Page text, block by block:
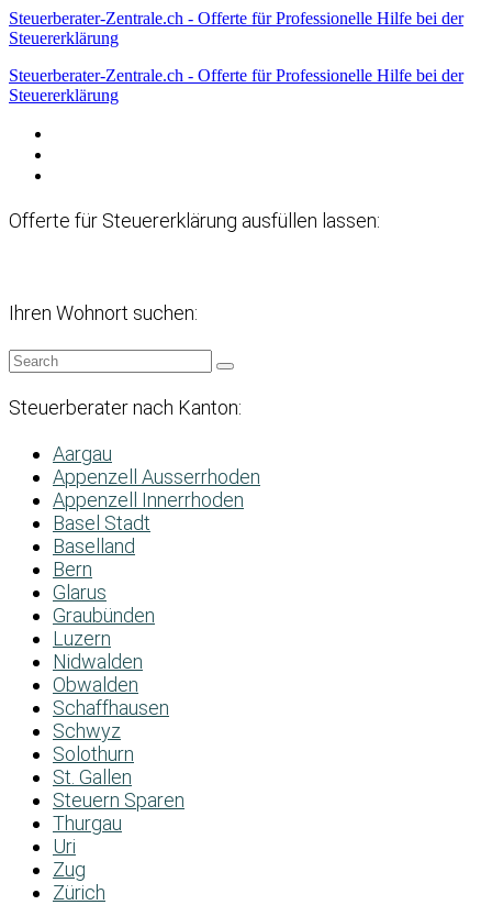
Steuerberater-Zentrale.ch - Offerte für Professionelle Hilfe bei der
Steuererklärung
Steuerberater-Zentrale.ch - Offerte für Professionelle Hilfe bei der
Steuererklärung
Offerte für Steuererklärung ausfüllen lassen:
Ihren Wohnort suchen:
Steuerberater nach Kanton:
Aargau
Appenzell Ausserrhoden
Appenzell Innerrhoden
Basel Stadt
Baselland
Bern
Glarus
Graubünden
Luzern
Nidwalden
Obwalden
Schaffhausen
Schwyz
Solothurn
St. Gallen
Steuern Sparen
Thurgau
Uri
Zug
Zürich